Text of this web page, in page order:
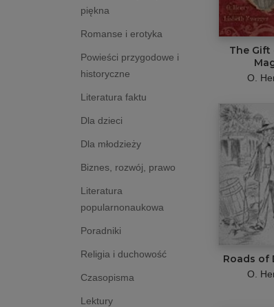
piękna
Romanse i erotyka
Powieści przygodowe i
historyczne
Literatura faktu
Dla dzieci
Dla młodzieży
Biznes, rozwój, prawo
Literatura
popularnonaukowa
Poradniki
Religia i duchowość
Czasopisma
Lektury
The
O.
Roads of
O.